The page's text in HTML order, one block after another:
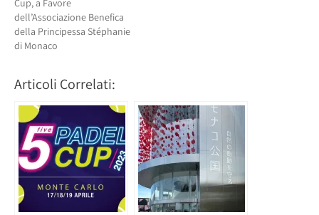
Cup, a Favore
dell’Associazione Benefica
della Principessa Stéphanie
di Monaco
Articoli Correlati: